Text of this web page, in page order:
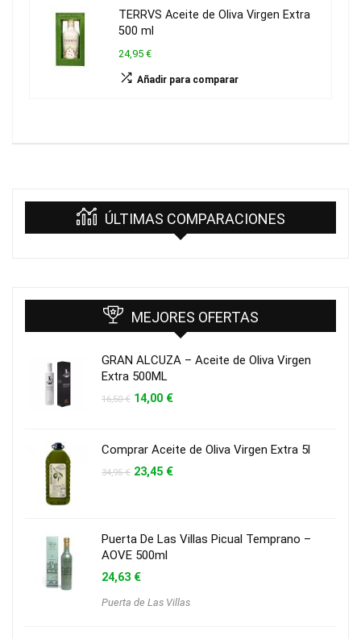
TERRVS Aceite de Oliva Virgen Extra
500 ml
24,95 €
Añadir para comparar
ÚLTIMAS COMPARACIONES
MEJORES OFERTAS
GRAN ALCUZA – Aceite de Oliva Virgen
Extra 500ML
16,50€ El
16,50 €.
14,00 €El
14,00 €.
Comprar Aceite de Oliva Virgen Extra 5l
34,95€ El
23,45 €El
Puerta De Las Villas Picual Temprano –
AOVE 500ml
24,63 €
Puerta de Las Villas